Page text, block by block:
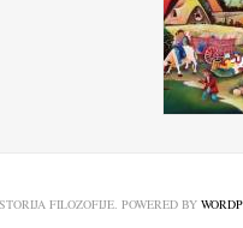
FILOZOFIJE. POWERED BY